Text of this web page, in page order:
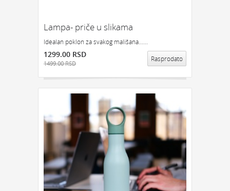
POKLONI ZA SLAVU
POKLONI ZA NOVU GODINU
POKLONI ZA USELJENJE POKLON ZA DIPLOMSKI
POKLON TREBA DA BUDE:
SIMBOLIČAN POKLON
POTPUNO NEOZBILJAN POKLON ZA DECU
ZA KUĆU, PUTOVANJE I REKREACIJU:
KUHINJA NOVČANICI I FUTROLE
DEKORACIJA NOŽEVI
POSUDE ZA ČUVANJE HRANE
Lampa- priče u slikama
Idealan poklon za svakog mališana......
1299.00 RSD
1499.00 RSD
Rasprodato